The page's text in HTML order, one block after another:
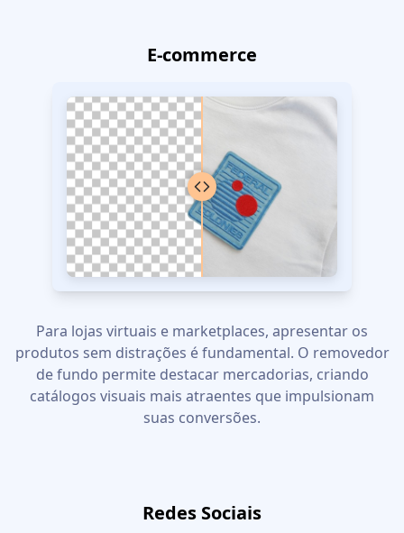
E-commerce
Para lojas virtuais e marketplaces, apresentar os
produtos sem distrações é fundamental. O removedor
de fundo permite destacar mercadorias, criando
catálogos visuais mais atraentes que impulsionam
suas conversões.
Redes Sociais